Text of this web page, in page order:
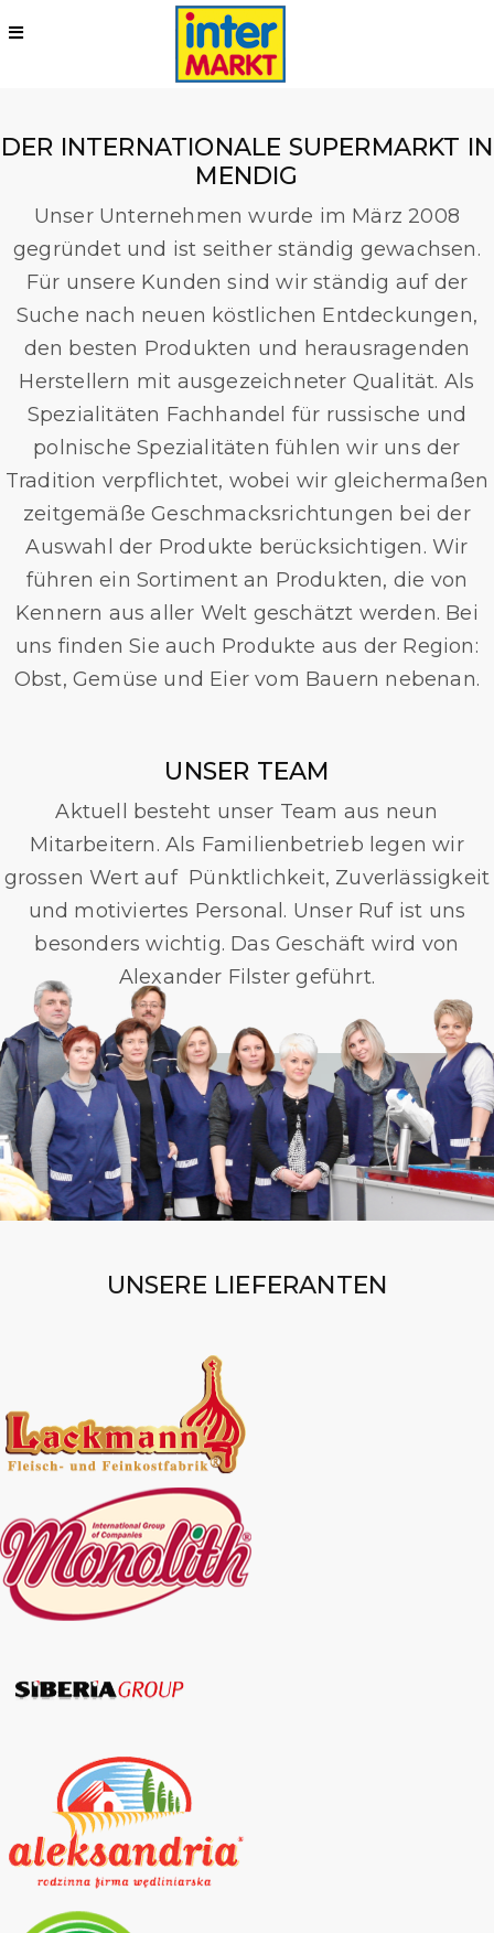
DER INTERNATIONALE SUPERMARKT IN
MENDIG
Unser Unternehmen wurde im März 2008
gegründet und ist seither ständig gewachsen.
Für unsere Kunden sind wir ständig auf der
Suche nach neuen köstlichen Entdeckungen,
den besten Produkten und herausragenden
Herstellern mit ausgezeichneter Qualität. Als
Spezialitäten Fachhandel für russische und
polnische Spezialitäten fühlen wir uns der
Tradition verpflichtet, wobei wir gleichermaßen
zeitgemäße Geschmacksrichtungen bei der
Auswahl der Produkte berücksichtigen. Wir
führen ein Sortiment an Produkten, die von
Kennern aus aller Welt geschätzt werden. Bei
uns finden Sie auch Produkte aus der Region:
Obst, Gemüse und Eier vom Bauern nebenan.
UNSER TEAM
Aktuell besteht unser Team aus neun
Mitarbeitern. Als Familienbetrieb legen wir
grossen Wert auf Pünktlichkeit, Zuverlässigkeit
und motiviertes Personal. Unser Ruf ist uns
besonders wichtig. Das Geschäft wird von
Alexander Filster geführt.
UNSERE LIEFERANTEN